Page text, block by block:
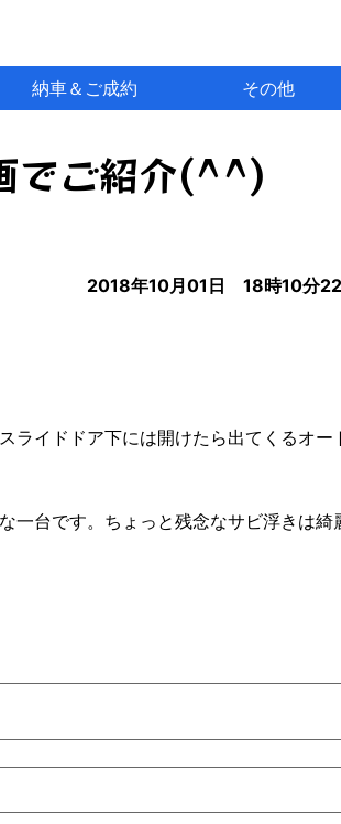
納車＆ご成約 その他
でご紹介(^^)
2018年10月01日 18時10分
ライドドア下には開けたら出てくるオー
一台です。ちょっと残念なサビ浮きは綺